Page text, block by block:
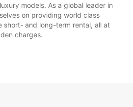
models. As a global leader in
on providing world class
short- and long-term rental, all at
charges.